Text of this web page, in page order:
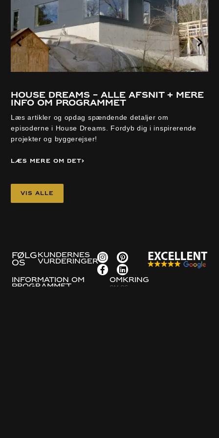
House Dreams – alle afsnit + mere
info om programmet
Læs artikler og opdag spændende detaljer om
episoderne i House Dreams. Fordyb dig i inspirerende
projekter og byggerejser!
Læs mere om det
Vis alle
Information om
programmet
Omkring
Om os
FØLG
OS
KUNDERNES
VURDERINGER